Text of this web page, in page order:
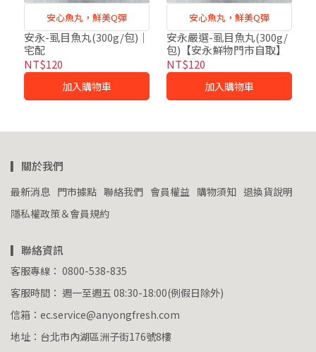
安心魚丸，鮮美Q彈
安永-虱目魚丸(300g/包)｜
宅配
NT$120
加入購物車
安心魚丸，鮮美Q彈
安永嚴選-虱目魚丸(300g/
包)【安永鮮物門市自取】
NT$120
加入購物車
▎關於我們
最新消息 門市據點 聯絡我們 會員權益 購物須知 退換貨說明
隱私權政策＆會員規約
▎聯絡資訊
客服專線： 0800-538-835
客服時間： 週一至週五 08:30-18:00(例假日除外)
信箱：ec.service@anyongfresh.com
地址：台北市內湖區洲子街176號8樓